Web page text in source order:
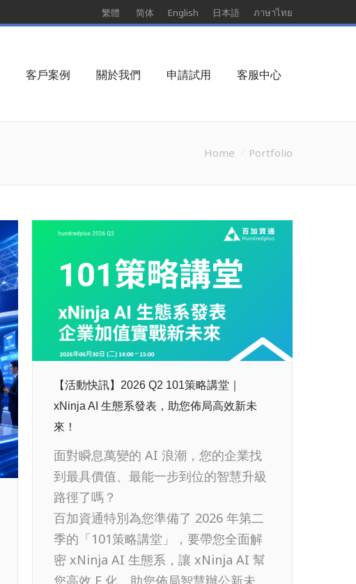
繁體 简体 English 日本語 ภาษาไทย
客戶案例 關於我們 申請試用 客服中心
Home Portfolio
【活動快訊】2026 Q2 101策略講堂｜
xNinja AI 生態系發表，助您佈局高效新未
來！
面對瞬息萬變的 AI 浪潮，您的企業找
到最具價值、最能一步到位的智慧升級
路徑了嗎？
百加資通特別為您準備了 2026 年第二
季的「101策略講堂」，要帶您全面解
密 xNinja AI 生態系，讓 xNinja AI 幫